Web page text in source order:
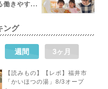
働きやす...
ング
週間 3ヶ月
【読みもの】【レポ】福井市
「かいほつの湯」8/3オープ